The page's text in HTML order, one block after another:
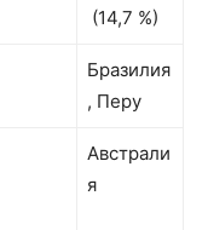
(14,7 %)
Бразилия
, Перу
Австрали
я